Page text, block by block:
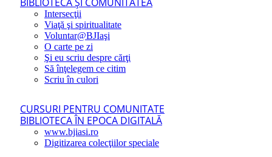
Intersecţii
Viaţă şi spiritualitate
Voluntar@BJIaşi
O carte pe zi
Şi eu scriu despre cărţi
Să înţelegem ce citim
Scriu în culori
CURSURI PENTRU COMUNITATE
BIBLIOTECA ÎN EPOCA DIGITALĂ
www.bjiasi.ro
Digitizarea colecţiilor speciale